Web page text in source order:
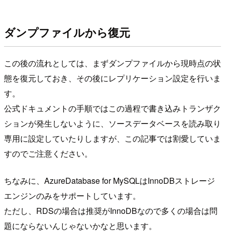
ダンプファイルから復元
この後の流れとしては、まずダンプファイルから現時点の状
態を復元しておき、その後にレプリケーション設定を行いま
す。
公式ドキュメントの手順ではこの過程で書き込みトランザク
ションが発生しないように、ソースデータベースを読み取り
専用に設定していたりしますが、この記事では割愛していま
すのでご注意ください。
ちなみに、AzureDatabase for MySQLはInnoDBストレージ
エンジンのみをサポートしています。
ただし、RDSの場合は推奨がInnoDBなので多くの場合は問
題にならないんじゃないかなと思います。